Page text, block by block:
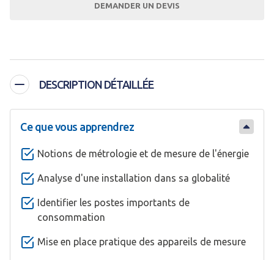
DEMANDER UN DEVIS
DESCRIPTION DÉTAILLÉE
Ce que vous apprendrez
Notions de métrologie et de mesure de l'énergie
Analyse d'une installation dans sa globalité
Identifier les postes importants de
consommation
Mise en place pratique des appareils de mesure